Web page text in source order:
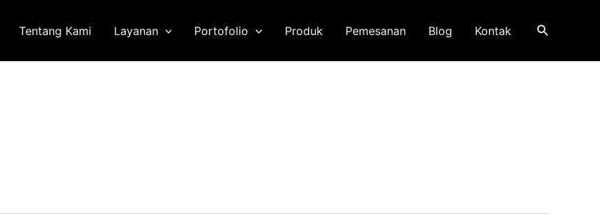
Tentang Kami Layanan Portofolio Produk Pemesanan Blog Kontak Search